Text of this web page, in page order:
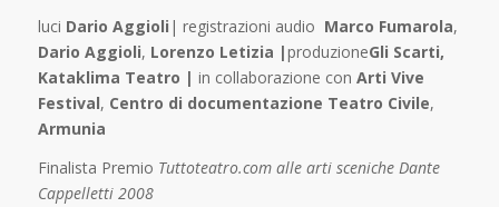
luci Dario Aggioli | registrazioni audio Marco Fumarola,
Dario Aggioli, Lorenzo Letizia |produzioneGli Scarti,
Kataklima Teatro | in collaborazione con Arti Vive
Festival, Centro di documentazione Teatro Civile,
Armunia
Finalista Premio Tuttoteatro.com alle arti sceniche Dante
Cappelletti 2008